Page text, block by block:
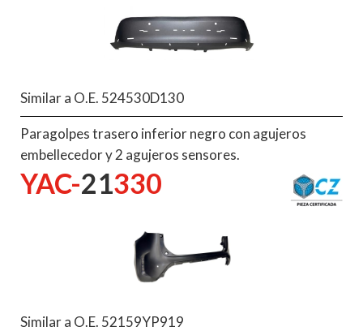
Similar a O.E. 524530D130
Paragolpes trasero inferior negro con agujeros
embellecedor y 2 agujeros sensores.
YAC-21330
Similar a O.E. 52159YP919